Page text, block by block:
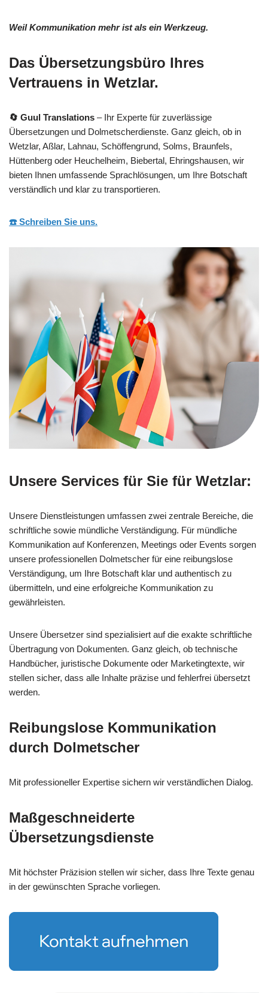
Weil Kommunikation mehr ist als ein Werkzeug.
Das Übersetzungsbüro Ihres
Vertrauens in Wetzlar.
🔄 Guul Translations – Ihr Experte für zuverlässige
Übersetzungen und Dolmetscherdienste. Ganz gleich, ob in
Wetzlar, Aßlar, Lahnau, Schöffengrund, Solms, Braunfels,
Hüttenberg oder Heuchelheim, Biebertal, Ehringshausen, wir
bieten Ihnen umfassende Sprachlösungen, um Ihre Botschaft
verständlich und klar zu transportieren.
☎️ Schreiben Sie uns.
Unsere Services für Sie für Wetzlar:
Unsere Dienstleistungen umfassen zwei zentrale Bereiche, die
schriftliche sowie mündliche Verständigung. Für mündliche
Kommunikation auf Konferenzen, Meetings oder Events sorgen
unsere professionellen Dolmetscher für eine reibungslose
Verständigung, um Ihre Botschaft klar und authentisch zu
übermitteln, und eine erfolgreiche Kommunikation zu
gewährleisten.
Unsere Übersetzer sind spezialisiert auf die exakte schriftliche
Übertragung von Dokumenten. Ganz gleich, ob technische
Handbücher, juristische Dokumente oder Marketingtexte, wir
stellen sicher, dass alle Inhalte präzise und fehlerfrei übersetzt
werden.
Reibungslose Kommunikation
durch Dolmetscher
Mit professioneller Expertise sichern wir verständlichen Dialog.
Maßgeschneiderte
Übersetzungsdienste
Mit höchster Präzision stellen wir sicher, dass Ihre Texte genau
in der gewünschten Sprache vorliegen.